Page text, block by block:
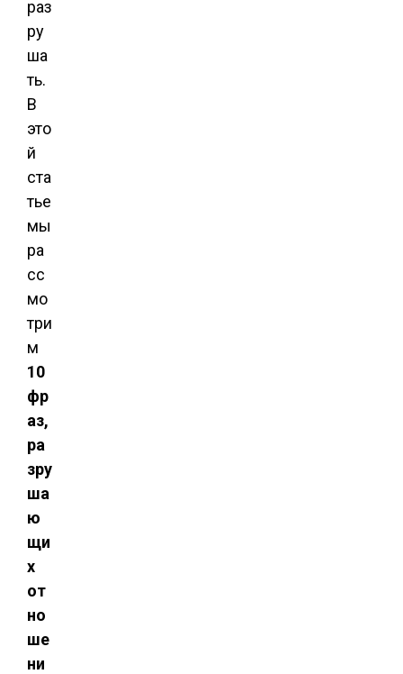
раз
ру
ша
ть.
В
это
й
ста
тье
мы
ра
сс
мо
три
м
10
фр
аз,
ра
зру
ша
ю
щи
х
от
но
ше
ни